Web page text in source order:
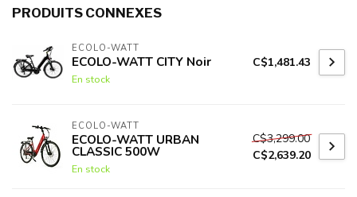
PRODUITS CONNEXES
ECOLO-WATT
ECOLO-WATT CITY Noir
En stock
C$1,481.43
ECOLO-WATT
ECOLO-WATT URBAN
CLASSIC 500W
En stock
C$3,299.00
C$2,639.20